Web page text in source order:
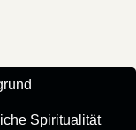
Spiritualität